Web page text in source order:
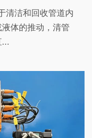
清洁和回收管道内
体的推动，清管
...